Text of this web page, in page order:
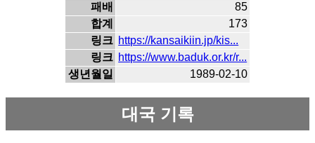
패배
85
합계
173
링크 https://kansaikiin.jp/kis...
링크 https://www.baduk.or.kr/r...
생년월일
1989-02-10
대국 기록